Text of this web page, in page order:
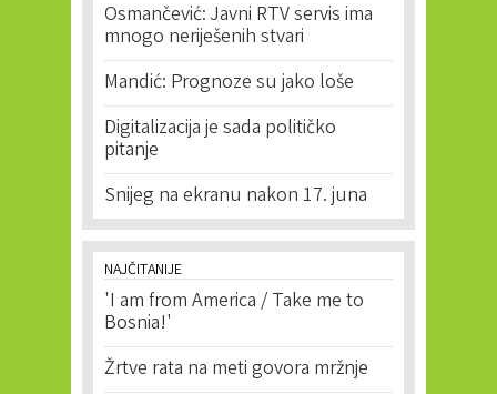
Osmančević: Javni RTV servis ima
mnogo neriješenih stvari
Mandić: Prognoze su jako loše
Digitalizacija je sada političko
pitanje
Snijeg na ekranu nakon 17. juna
NAJČITANIJE
'I am from America / Take me to
Bosnia!'
Žrtve rata na meti govora mržnje